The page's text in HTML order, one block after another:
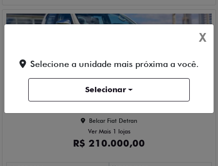
Compartilhe
TOYOTA
Belcar Fiat Detran
Ver Mais 1 lojas
R$ 210.000,00
X
Selecione a unidade mais próxima a você.
Selecionar